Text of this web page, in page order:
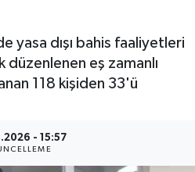
yasa dışı bahis faaliyetleri
eş zamanlı
118 kişiden 33'ü
- 15:57